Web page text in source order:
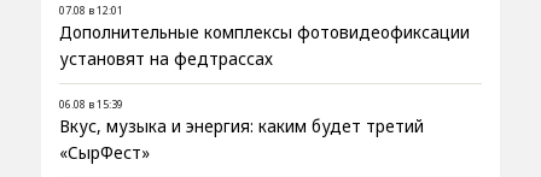
07.08 в 12:01
Дополнительные комплексы фотовидеофиксации
установят на федтрассах
06.08 в 15:39
Вкус, музыка и энергия: каким будет третий
«СырФест»